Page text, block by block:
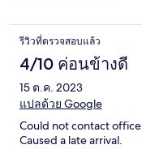
รีวิวที่ตรวจสอบแล้ว
4/10 ค่อนข้างดี
15 ต.ค. 2023
แปลด้วย Google
Could not contact
Caused a late arrival.